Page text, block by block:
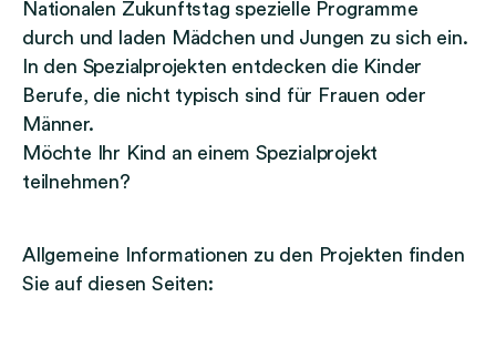
Nationalen Zukunftstag spezielle Programme
durch und laden Mädchen und Jungen zu sich ein.
In den Spezialprojekten entdecken die Kinder
Berufe, die nicht typisch sind für Frauen oder
Männer.
Möchte Ihr Kind an einem Spezialprojekt
teilnehmen?
Allgemeine Informationen zu den Projekten finden
Sie auf diesen Seiten: